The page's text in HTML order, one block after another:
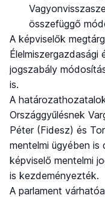
összefüggő
A képviselők
Élelmiszergazdasági
jogszabály
is.
A
Országgyűlésnek
Péter (Fidesz) és
mentelmi ügyében
képviselő mentelmi
is kezdeményezték.
A parlament